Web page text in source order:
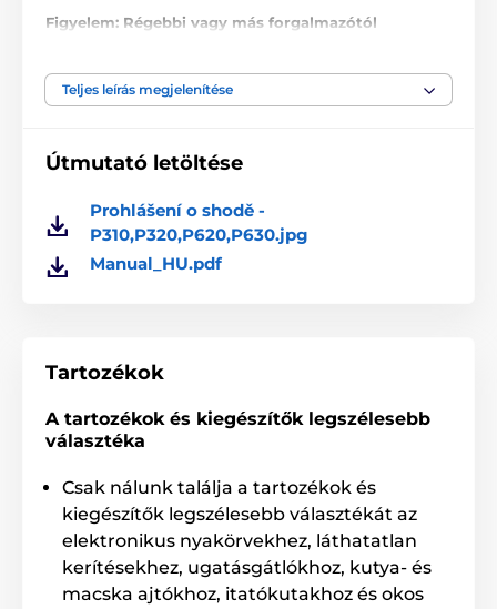
Figyelem: Régebbi vagy más forgalmazótól
nem állítható.
A termék a következő kategóriákba sorolt
Tartozékok kiképző nyakörvek
Teljes leírás megjelenítése
Útmutató letöltése
Prohlášení o shodě -
P310,P320,P620,P630.jpg
Manual_HU.pdf
Tartozékok
A tartozékok és kiegészítők legszélesebb
választéka
Csak nálunk találja a tartozékok és
kiegészítők legszélesebb választékát az
elektronikus nyakörvekhez, láthatatlan
kerítésekhez, ugatásgátlókhoz, kutya- és
macska ajtókhoz, itatókutakhoz és okos